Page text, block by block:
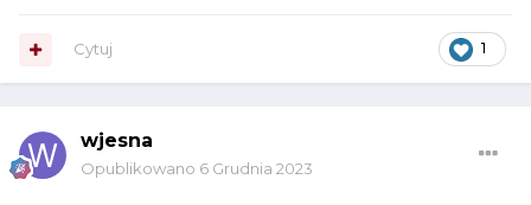
1
Cytuj
wjesna
Opublikowano 6 Grudnia 2023